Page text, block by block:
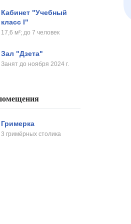
Кабинет "Учебный
класс I"
17,6 м²; до 7 человек
Зал "Дзета"
Занят до ноября 2024 г.
Гримерка
3 гримёрных столика